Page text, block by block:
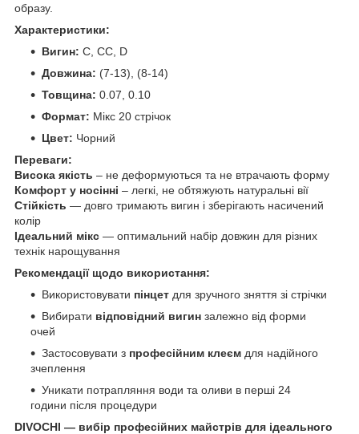
образу.
Характеристики:
Вигин: C, CC, D
Довжина: (7-13), (8-14)
Товщина: 0.07, 0.10
Формат: Мікс 20 стрічок
Цвет: Чорний
Переваги:
Висока якість – не деформуються та не втрачають форму
Комфорт у носінні – легкі, не обтяжують натуральні вії
Стійкість — довго тримають вигин і зберігають насичений
колір
Ідеальний мікс — оптимальний набір довжин для різних
технік нарощування
Рекомендації щодо використання:
Використовувати пінцет для зручного зняття зі стрічки
Вибирати відповідний вигин залежно від форми
очей
Застосовувати з професійним клеєм для надійного
зчеплення
Уникати потрапляння води та оливи в перші 24
години після процедури
DIVOCHI — вибір професійних майстрів для ідеального